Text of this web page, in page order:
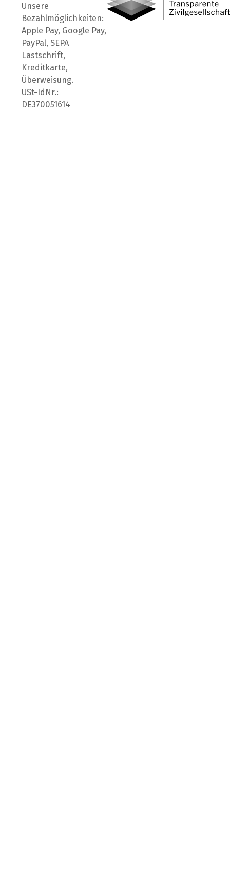
Unsere
Bezahlmöglichkeiten:
Apple Pay, Google Pay,
PayPal, SEPA
Lastschrift,
Kreditkarte,
Überweisung.
USt-IdNr.:
DE370051614